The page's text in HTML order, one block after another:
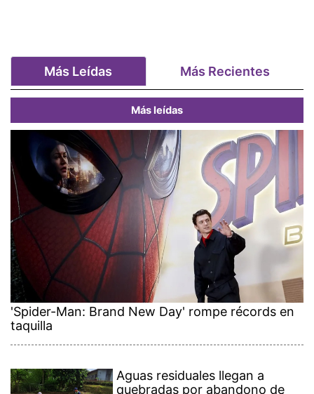
Más Leídas Más Recientes
Más leídas
'Spider-Man: Brand New Day' rompe récords en
taquilla
Aguas residuales llegan a
quebradas por abandono de